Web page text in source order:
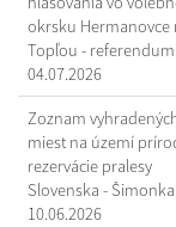
okrsku Hermanovce
Topľou - referendum
04.07.2026
Zoznam
miest na území
rezervácie pralesy
Slovenska -
10.06.2026